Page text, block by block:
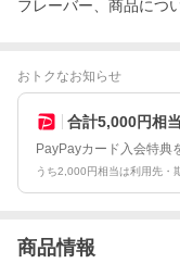
フレーバー、商品につ
おトクなお知らせ
合計5,000円相
PayPayカード入会特典
うち2,000円相当は利用先・
商品情報